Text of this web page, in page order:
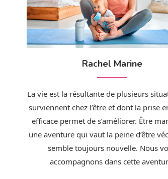
Rachel Marine
La vie est la résultante de plusieurs
surviennent chez l’être et dont la prise
efficace permet de s’améliorer. Être
une aventure qui vaut la peine d’être
semble toujours nouvelle. Nous
accompagnons dans cette